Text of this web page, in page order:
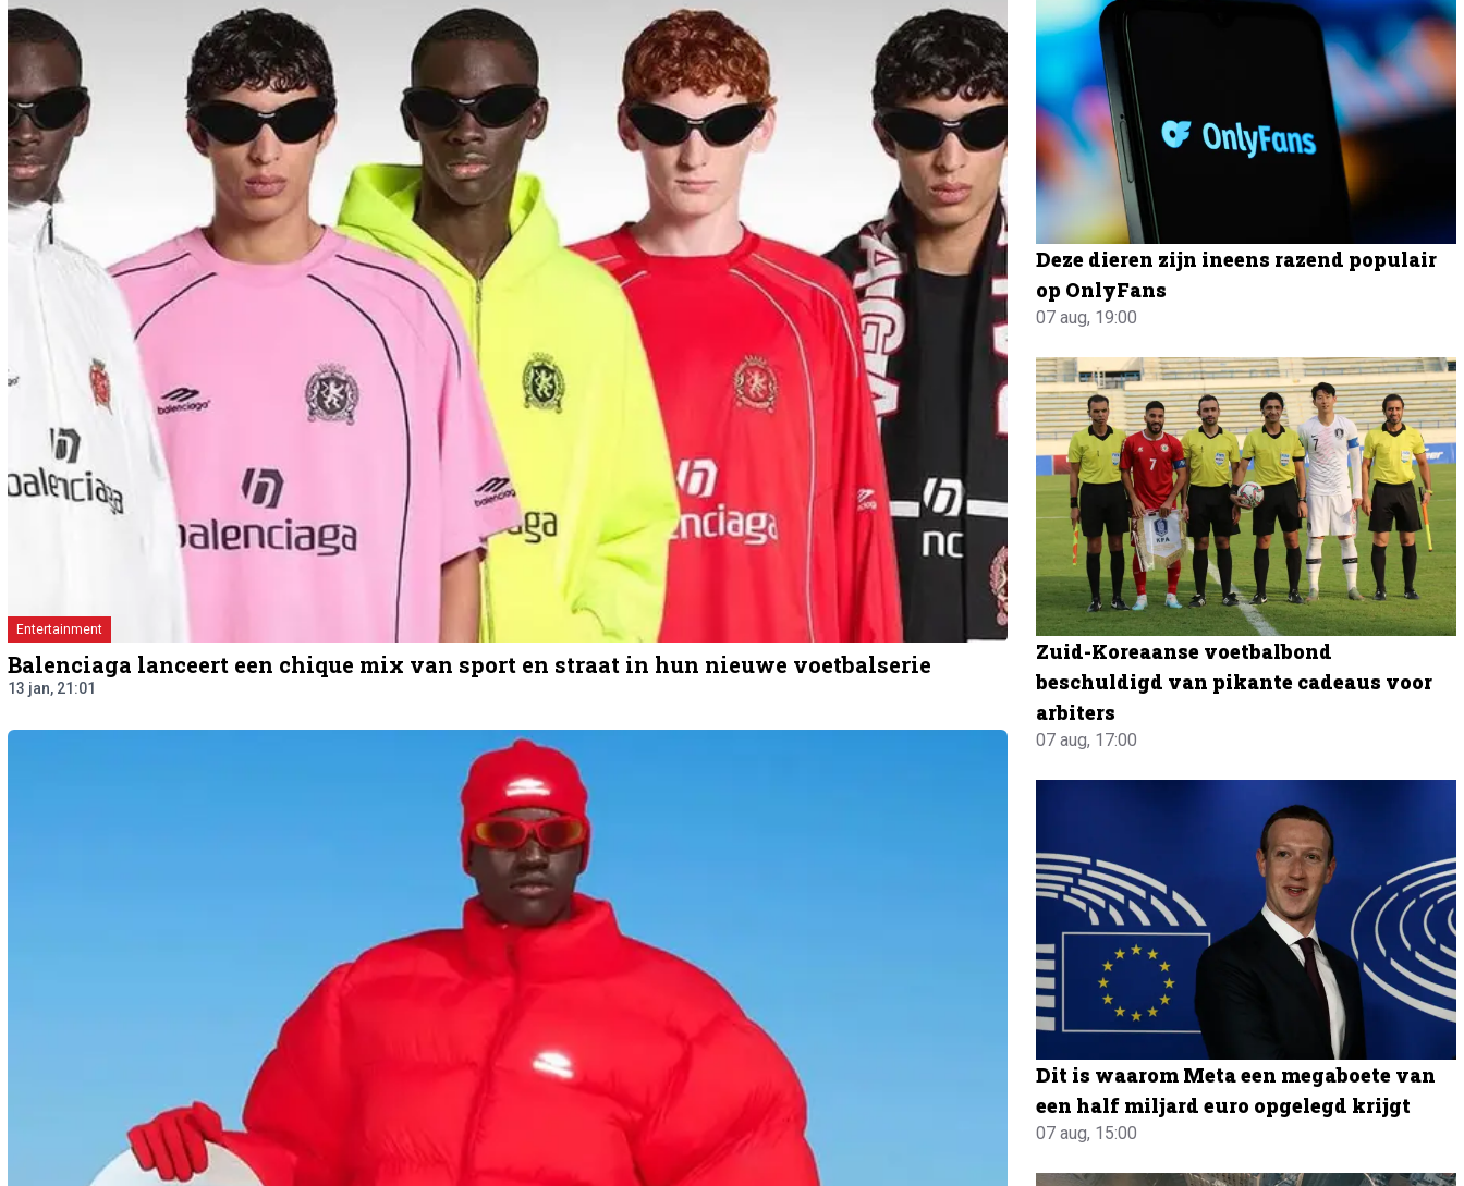
Entertainment
Balenciaga lanceert een chique mix van sport en straat in hun nieuwe voetbalserie
13 jan, 21:01
Deze dieren zijn ineens razend populair
op OnlyFans
07 aug, 19:00
Zuid-Koreaanse voetbalbond
beschuldigd van pikante cadeaus voor
arbiters
07 aug, 17:00
Dit is waarom Meta een megaboete van
een half miljard euro opgelegd krijgt
07 aug, 15:00